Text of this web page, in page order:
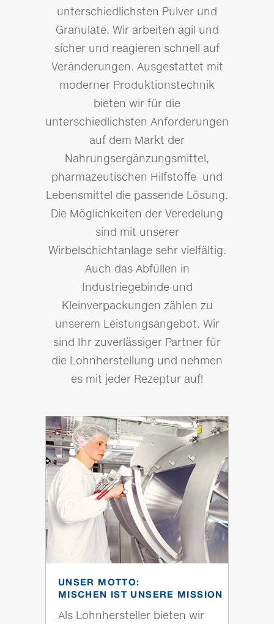
unterschiedlichsten Pulver und
Granulate. Wir arbeiten agil und
sicher und reagieren schnell auf
Veränderungen. Ausgestattet mit
moderner Produktionstechnik
bieten wir für die
unterschiedlichsten Anforderungen
auf dem Markt der
Nahrungsergänzungsmittel,
pharmazeutischen Hilfstoffe und
Lebensmittel die passende Lösung.
Die Möglichkeiten der Veredelung
sind mit unserer
Wirbelschichtanlage sehr vielfältig.
Auch das Abfüllen in
Industriegebinde und
Kleinverpackungen zählen zu
unserem Leistungsangebot. Wir
sind Ihr zuverlässiger Partner für
die Lohnherstellung und nehmen
es mit jeder Rezeptur auf!
UNSER MOTTO:
MISCHEN IST UNSERE MISSION
Als Lohnhersteller bieten wir